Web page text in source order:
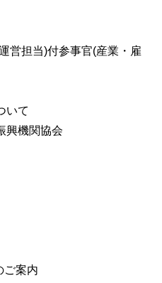
営担当)付参事官(産業・雇
いて
興機関協会
ご案内